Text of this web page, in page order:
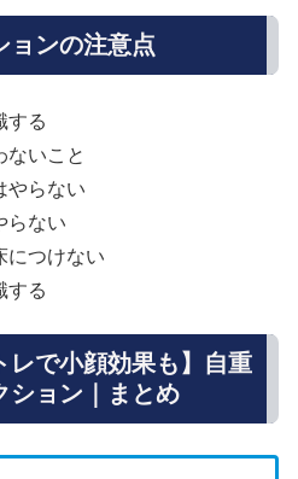
ョンの注意点
する
ないこと
やらない
らない
につけない
する
レで小顔効果も】自重
ション｜まとめ